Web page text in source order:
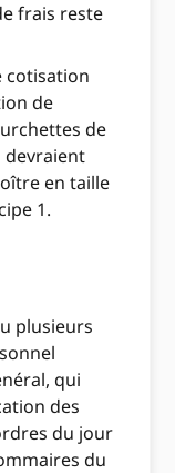
frais reste
cotisation
de
de
devraient
en taille
1.
plusieurs
qui
des
du jour
du